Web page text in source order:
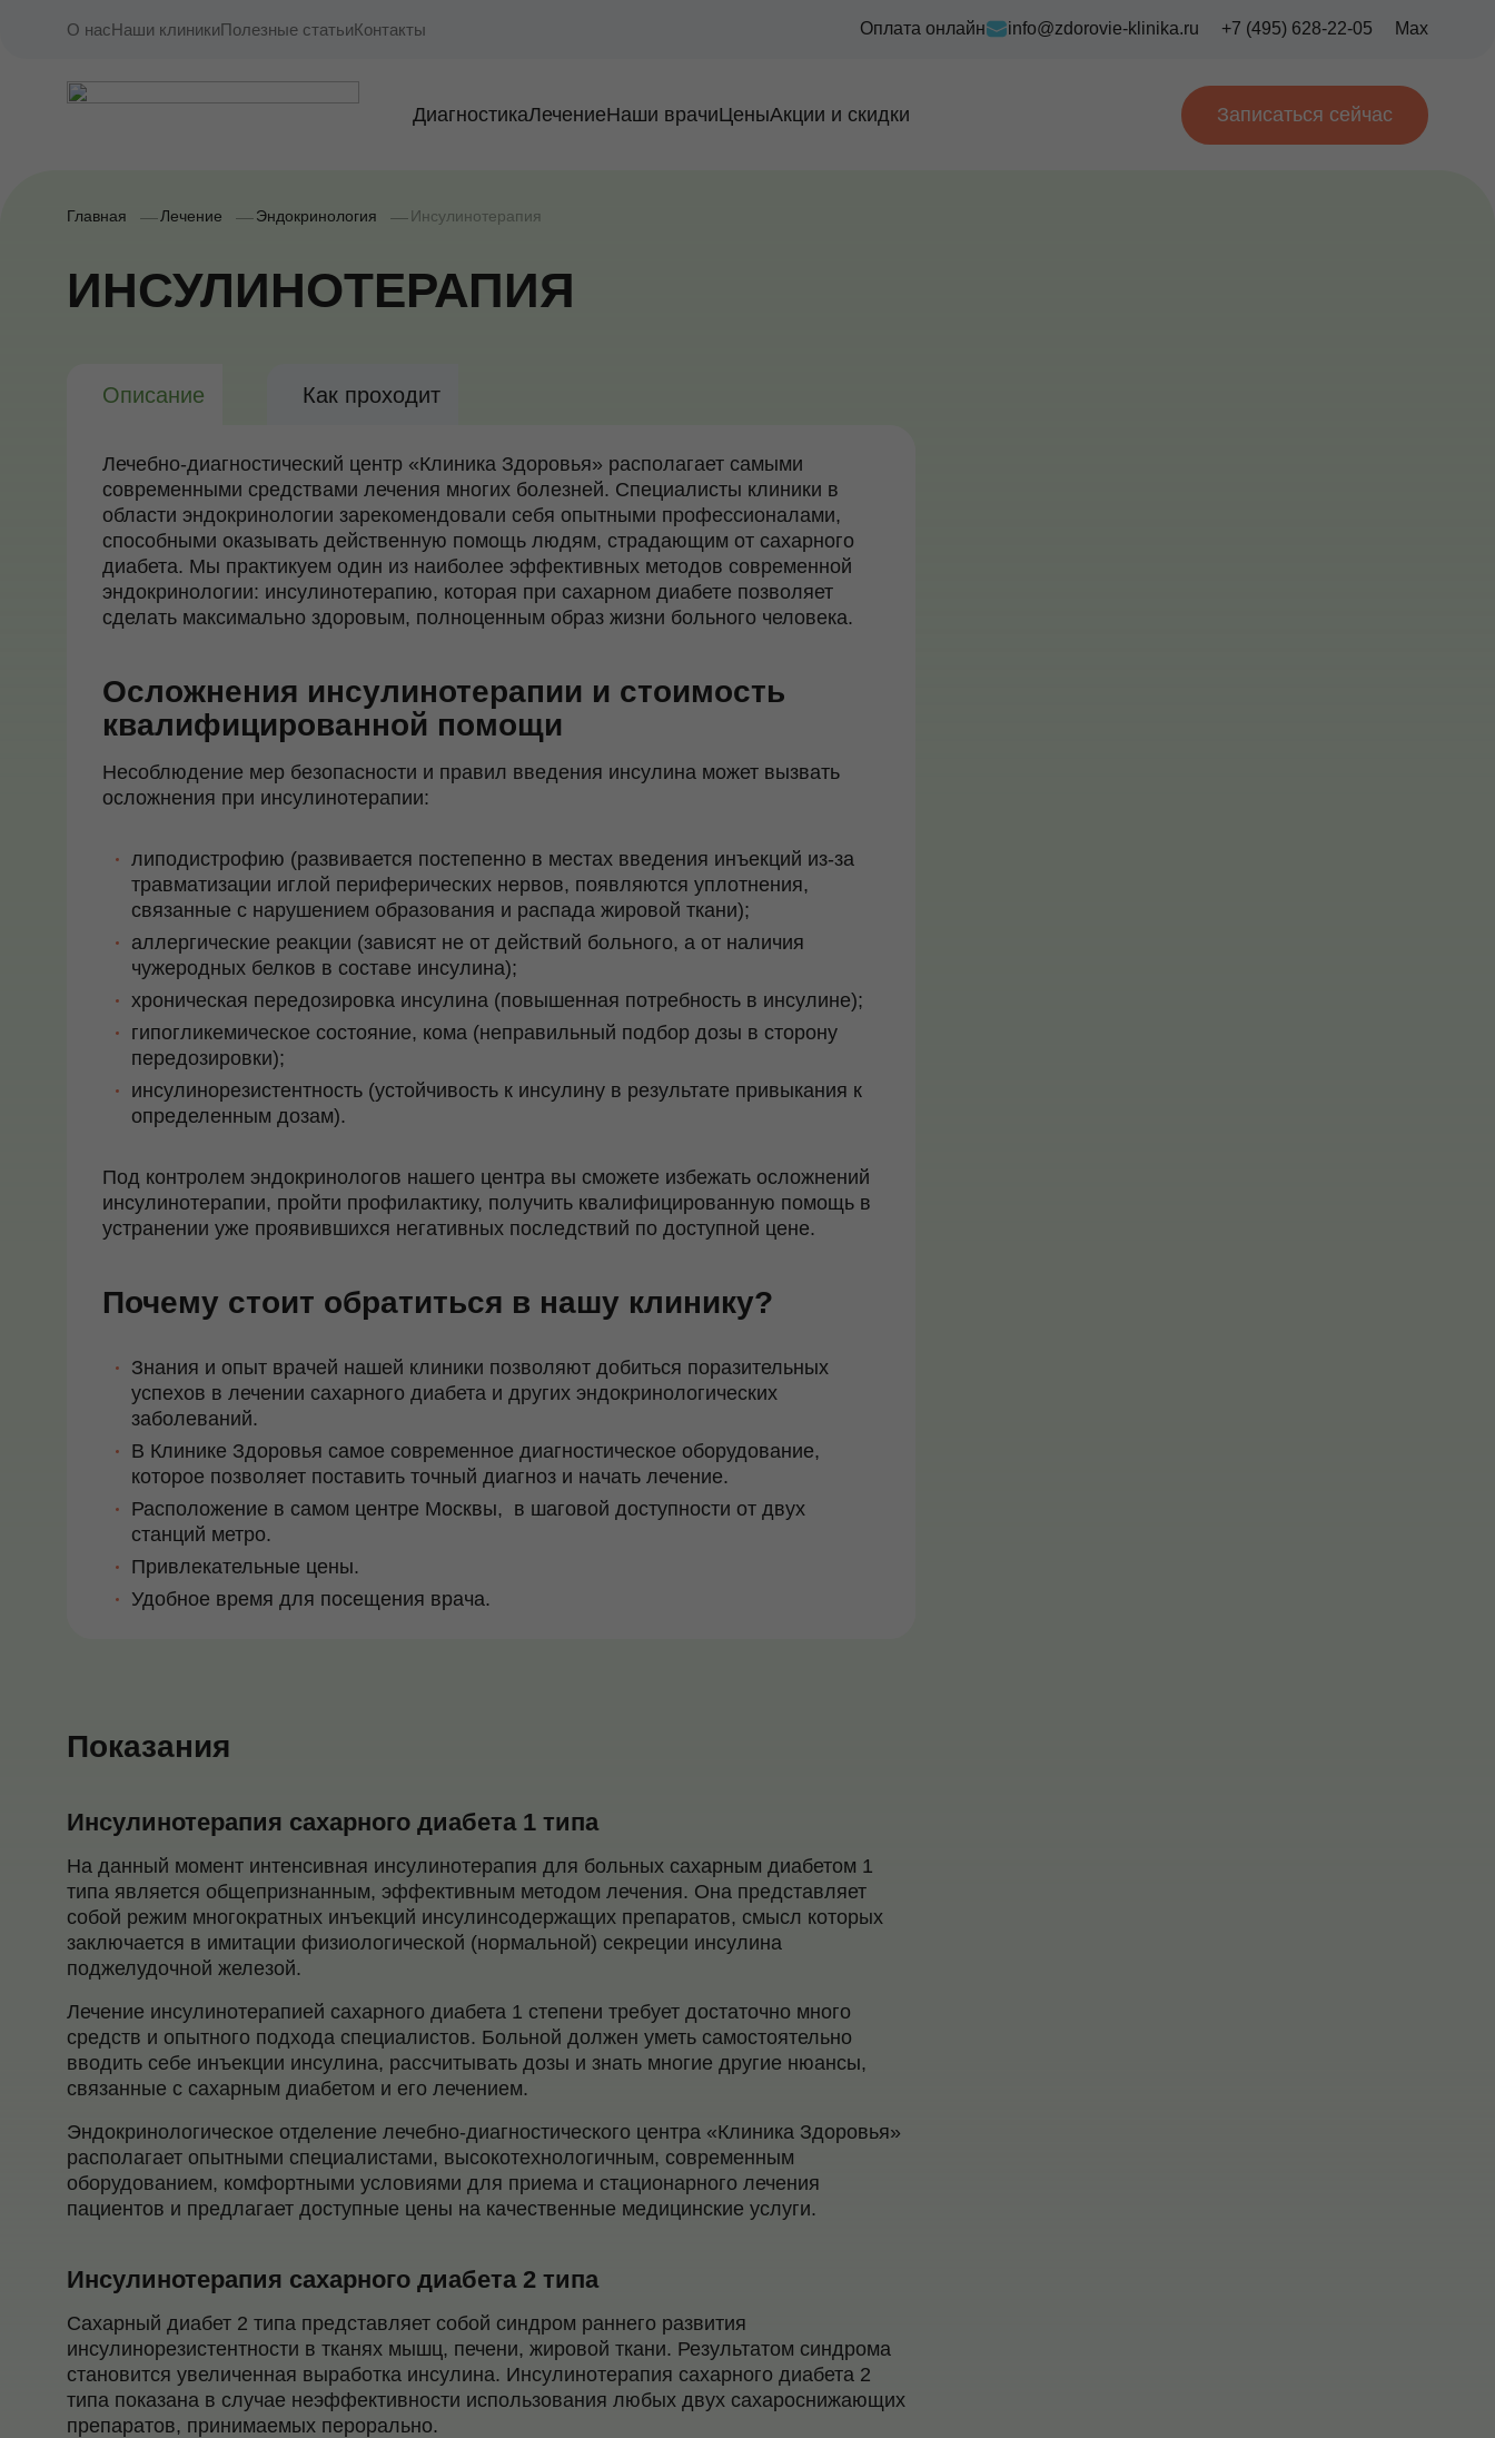
О насНаши клиникиПолезные статьиКонтакты Оплата онлайн info@zdorovie-klinika.ru +7 (495) 628-22-05 Max
ДиагностикаЛечениеНаши врачиЦеныАкции и скидки Записаться сейчас
Главная Лечение Эндокринология Инсулинотерапия
ИНСУЛИНОТЕРАПИЯ
Описание Как проходит
Лечебно-диагностический центр «Клиника Здоровья» располагает самыми
современными средствами лечения многих болезней. Специалисты клиники в
области эндокринологии зарекомендовали себя опытными профессионалами,
способными оказывать действенную помощь людям, страдающим от сахарного
диабета. Мы практикуем один из наиболее эффективных методов современной
эндокринологии: инсулинотерапию, которая при сахарном диабете позволяет
сделать максимально здоровым, полноценным образ жизни больного человека.
Осложнения инсулинотерапии и стоимость
квалифицированной помощи
Несоблюдение мер безопасности и правил введения инсулина может вызвать
осложнения при инсулинотерапии:
липодистрофию (развивается постепенно в местах введения инъекций из-за
травматизации иглой периферических нервов, появляются уплотнения,
связанные с нарушением образования и распада жировой ткани);
аллергические реакции (зависят не от действий больного, а от наличия
чужеродных белков в составе инсулина);
хроническая передозировка инсулина (повышенная потребность в инсулине);
гипогликемическое состояние, кома (неправильный подбор дозы в сторону
передозировки);
инсулинорезистентность (устойчивость к инсулину в результате привыкания к
определенным дозам).
Под контролем эндокринологов нашего центра вы сможете избежать осложнений
инсулинотерапии, пройти профилактику, получить квалифицированную помощь в
устранении уже проявившихся негативных последствий по доступной цене.
Почему стоит обратиться в нашу клинику?
Знания и опыт врачей нашей клиники позволяют добиться поразительных
успехов в лечении сахарного диабета и других эндокринологических
заболеваний.
В Клинике Здоровья самое современное диагностическое оборудование,
которое позволяет поставить точный диагноз и начать лечение.
Расположение в самом центре Москвы, в шаговой доступности от двух
станций метро.
Привлекательные цены.
Удобное время для посещения врача.
Показания
Инсулинотерапия сахарного диабета 1 типа
На данный момент интенсивная инсулинотерапия для больных сахарным диабетом 1
типа является общепризнанным, эффективным методом лечения. Она представляет
собой режим многократных инъекций инсулинсодержащих препаратов, смысл которых
заключается в имитации физиологической (нормальной) секреции инсулина
поджелудочной железой.
Лечение инсулинотерапией сахарного диабета 1 степени требует достаточно много
средств и опытного подхода специалистов. Больной должен уметь самостоятельно
вводить себе инъекции инсулина, рассчитывать дозы и знать многие другие нюансы,
связанные с сахарным диабетом и его лечением.
Эндокринологическое отделение лечебно-диагностического центра «Клиника Здоровья»
располагает опытными специалистами, высокотехнологичным, современным
оборудованием, комфортными условиями для приема и стационарного лечения
пациентов и предлагает доступные цены на качественные медицинские услуги.
Инсулинотерапия сахарного диабета 2 типа
Сахарный диабет 2 типа представляет собой синдром раннего развития
инсулинорезистентности в тканях мышц, печени, жировой ткани. Результатом синдрома
становится увеличенная выработка инсулина. Инсулинотерапия сахарного диабета 2
типа показана в случае неэффективности использования любых двух сахароснижающих
препаратов, принимаемых перорально.